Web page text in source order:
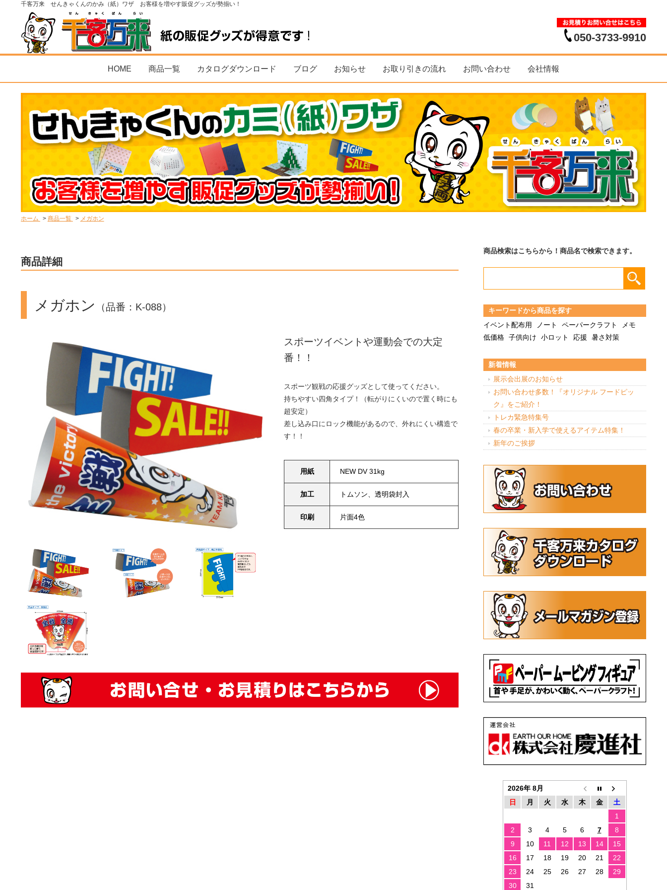
千客万来 せんきゃくんのかみ（紙）ワザ お客様を増やす販促グッズが勢揃い！
050-3733-9910
HOME 商品一覧 カタログダウンロード ブログ お知らせ お取り引きの流れ お問い合わせ 会社情報
ホーム 商品一覧 メガホン
商品詳細
メガホン （品番：K-088）
スポーツイベントや運動会での大定
番！！
スポーツ観戦の応援グッズとして使ってください。
持ちやすい四角タイプ！（転がりにくいので置く時にも
超安定）
差し込み口にロック機能があるので、外れにくい構造で
す！！
用紙 NEW DV 31kg
加工 トムソン、透明袋封入
印刷 片面4色
商品検索はこちらから！商品名で検索できます。
キーワードから商品を探す
イベント配布用
ノート ペーパークラフト
メモ
低価格 子供向け 小ロット 応援 暑さ対策
新着情報
展示会出展のお知らせ
お問い合わせ多数！『オリジナル フードピッ
ク』をご紹介！
トレカ緊急特集号
春の卒業・新入学で使えるアイテム特集！
新年のご挨拶
2026年 8月
日
月 火 水 木 金
土
1
2
3 4 5 6 7
8
9
10 11 12 13 14
15
16
17 18 19 20 21
22
23
24 25 26 27 28
29
30
31